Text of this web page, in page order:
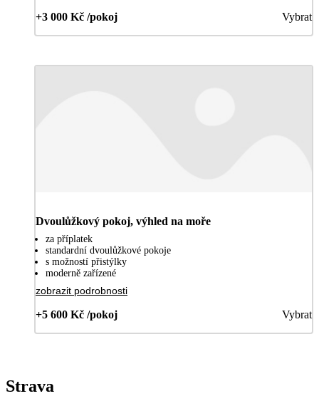
+3 000 Kč /pokoj Vybrat
Dvoulůžkový pokoj, výhled na moře
za příplatek
standardní dvoulůžkové pokoje
s možností přistýlky
moderně zařízené
zobrazit podrobnosti
+5 600 Kč /pokoj Vybrat
Strava